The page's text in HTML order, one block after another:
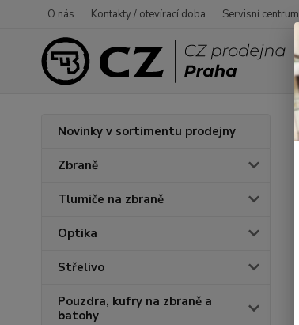
O nás Kontakty / otevírací doba Servisní centrum
Novinky v sortimentu prodejny
Zbraně
Tlumiče na zbraně
Optika
Střelivo
Pouzdra, kufry na zbraně a
batohy